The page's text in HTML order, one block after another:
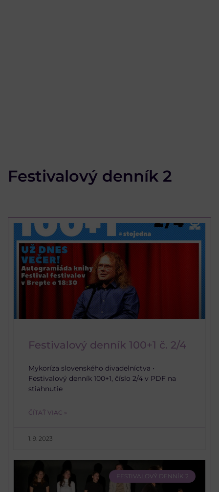
Festivalový denník 2
Festivalový denník 100+1 č. 2/4
Mykoríza slovenského divadelníctva •
Festivalový denník 100+1, číslo 2/4 v PDF na
stiahnutie
ČÍTAŤ VIAC »
1. 9. 2023
FESTIVALOVÝ DENNÍK 2